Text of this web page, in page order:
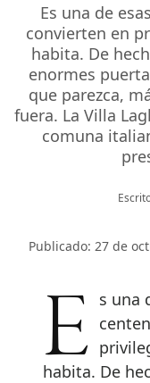
Es una de
convierten en
habita. De
enormes
que parezca,
fuera. La Villa
comuna
Publicado: 27 de
Es una de esas maravillas
habita. De